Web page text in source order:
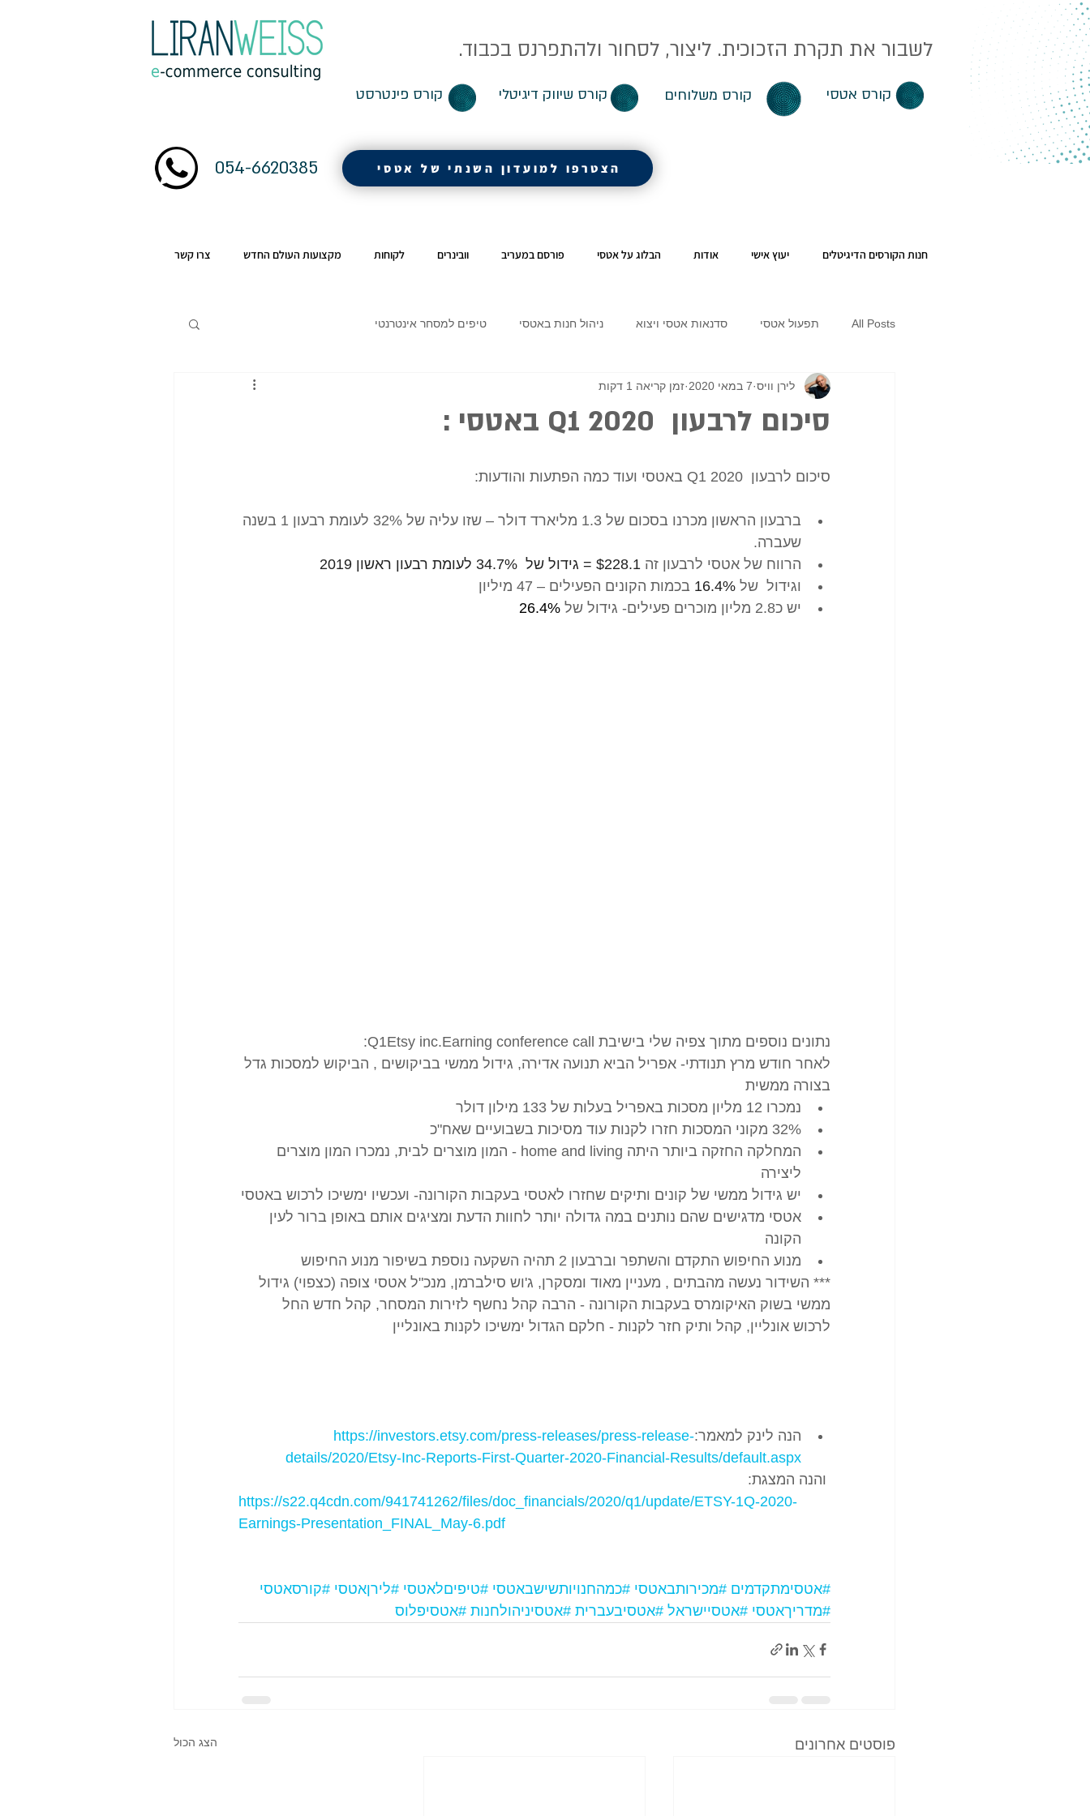
054-6620385
לשבור את תקרת הזכוכית. ליצור, לסחור ולהתפרנס בכבוד.
קורס פינטרסט קורס שיווק דיגיטלי קורס משלוחים קורס אטסי
הצטרפו למועדון השנתי של אטסי
חנות הקורסים הדיגיטלים יעוץ אישי אודות הבלוג על אטסי פורסם במעריב וובינרים לקוחות מקצועות העולם החדש צרו קשר
All Posts תפעול אטסי סדנאות אטסי ויצוא ניהול חנות באטסי טיפים למסחר אינטרנטי
סיכום לרבעון Q1 2020 באטסי :
לירן וויס 7 במאי 2020 זמן קריאה 1 דקות
סיכום לרבעון  Q1 2020 באטסי ועוד כמה הפתעות והודעות:
ברבעון הראשון מכרנו בסכום של 1.3 מליארד דולר – שזו עליה של 32% לעומת רבעון 1 בשנה
שעברה.
הרווח של אטסי לרבעון זה $228.1 = גידול של  34.7% לעומת רבעון ראשון 2019
וגידול  של 16.4% בכמות הקונים הפעילים – 47 מיליון
יש כ2.8 מליון מוכרים פעילים- גידול של
26.4%
נתונים נוספים מתוך צפיה שלי בישיבת Q1Etsy inc.Earning conference call:
לאחר חודש מרץ תנודתי- אפריל הביא תנועה אדירה, גידול ממשי בביקושים , הביקוש למסכות גדל
בצורה ממשית
נמכרו 12 מליון מסכות באפריל בעלות של 133 מילון דולר
32% מקוני המסכות חזרו לקנות עוד מסיכות בשבועיים שאח"כ
המחלקה החזקה ביותר היתה home and living - המון מוצרים לבית, נמכרו המון מוצרים
ליצירה
יש גידול ממשי של קונים ותיקים שחזרו לאטסי בעקבות הקורונה- ועכשיו ימשיכו לרכוש באטסי
אטסי מדגישים שהם נותנים במה גדולה יותר לחוות הדעת ומציגים אותם באופן ברור לעין
הקונה
מנוע החיפוש התקדם והשתפר וברבעון 2 תהיה השקעה נוספת בשיפור מנוע החיפוש
*** השידור נעשה מהבתים , מעניין מאוד ומסקרן, ג'וש סילברמן, מנכ"ל אטסי צופה (כצפוי) גידול
ממשי בשוק האיקומרס בעקבות הקורונה - הרבה קהל נחשף לזירות המסחר, קהל חדש החל
לרכוש אונליין, קהל ותיק חזר לקנות - חלקם הגדול ימשיכו לקנות באונליין
הנה לינק למאמר:https://investors.etsy.com/press-releases/press-release-
details/2020/Etsy-Inc-Reports-First-Quarter-2020-Financial-Results/default.aspx
https://s22.q4cdn.com/941741262/files/doc_financials/2020/q1/update/ETSY-1Q-2020-
Earnings-Presentation_FINAL_May-6.pdf
#אטסימתקדמים #מכירותבאטסי #כמהחנויותשישבאטסי #טיפיםלאטסי #לירןאטסי #קורסאטסי
#מדריךאטסי #אטסיישראל #אטסיבעברית #אטסיניהולחנות #אטסיפלוס
פוסטים אחרונים הצג הכול